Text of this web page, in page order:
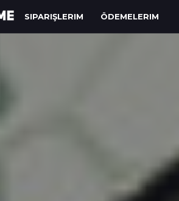
SIPARIŞLERIM ÖDEMELERIM